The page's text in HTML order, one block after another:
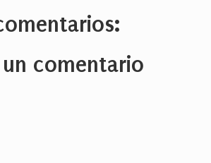
comentario